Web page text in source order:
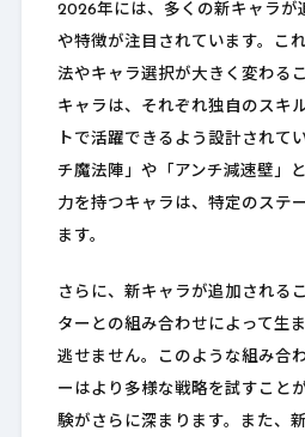
2026年には、多くの新キャラが
や特徴が注目されています。こ
法やキャラ選択が大きく変わる
キャラは、それぞれ独自のスキ
トで活躍できるよう設計されて
チ魔法陣」や「アンチ減速壁」
力を持つキャラは、特定のステ
ます。
さらに、新キャラが追加される
ターとの組み合わせによって生
逃せません。このような組み合
ーはより多様な戦略を試すこと
験がさらに深まります。また、